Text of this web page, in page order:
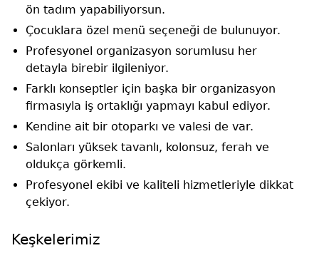
ön tadım yapabiliyorsun.
Çocuklara özel menü seçeneği de bulunuyor.
Profesyonel organizasyon sorumlusu her
detayla birebir ilgileniyor.
Farklı konseptler için başka bir organizasyon
firmasıyla iş ortaklığı yapmayı kabul ediyor.
Kendine ait bir otoparkı ve valesi de var.
Salonları yüksek tavanlı, kolonsuz, ferah ve
oldukça görkemli.
Profesyonel ekibi ve kaliteli hizmetleriyle dikkat
çekiyor.
Keşkelerimiz